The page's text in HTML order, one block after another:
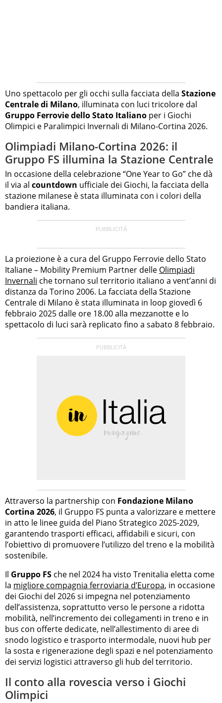
Uno spettacolo per gli occhi sulla facciata della Stazione
Centrale di Milano, illuminata con luci tricolore dal
Gruppo Ferrovie dello Stato Italiano per i Giochi
Olimpici e Paralimpici Invernali di Milano-Cortina 2026.
Olimpiadi Milano-Cortina 2026: il
Gruppo FS illumina la Stazione Centrale
In occasione della celebrazione “One Year to Go” che dà
il via al countdown ufficiale dei Giochi, la facciata della
stazione milanese è stata illuminata con i colori della
bandiera italiana.
La proiezione è a cura del Gruppo Ferrovie dello Stato
Italiane – Mobility Premium Partner delle Olimpiadi
Invernali che tornano sul territorio italiano a vent’anni di
distanza da Torino 2006. La facciata della Stazione
Centrale di Milano è stata illuminata in loop giovedì 6
febbraio 2025 dalle ore 18.00 alla mezzanotte e lo
spettacolo di luci sarà replicato fino a sabato 8 febbraio.
Attraverso la partnership con Fondazione Milano
Cortina 2026, il Gruppo FS punta a valorizzare e mettere
in atto le linee guida del Piano Strategico 2025-2029,
garantendo trasporti efficaci, affidabili e sicuri, con
l’obiettivo di promuovere l’utilizzo del treno e la mobilità
sostenibile.
Il Gruppo FS che nel 2024 ha visto Trenitalia eletta come
la migliore compagnia ferroviaria d’Europa, in occasione
dei Giochi del 2026 si impegna nel potenziamento
dell’assistenza, soprattutto verso le persone a ridotta
mobilità, nell’incremento dei collegamenti in treno e in
bus con offerte dedicate, nell’allestimento di aree di
snodo logistico e trasporto intermodale, nuovi hub per
la sosta e rigenerazione degli spazi e nel potenziamento
dei servizi logistici attraverso gli hub del territorio.
Il conto alla rovescia verso i Giochi
Olimpici